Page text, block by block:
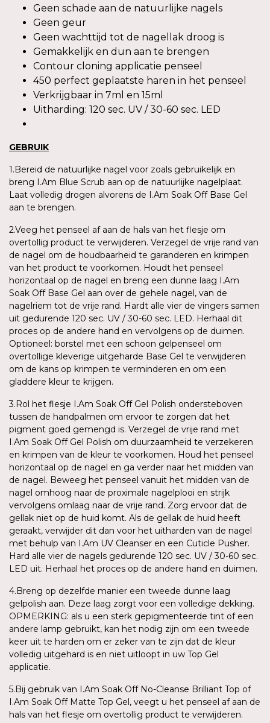
Geen schade aan de natuurlijke nagels
Geen geur
Geen wachttijd tot de nagellak droog is
Gemakkelijk en dun aan te brengen
Contour cloning applicatie penseel
450 perfect geplaatste haren in het penseel
Verkrijgbaar in 7ml en 15ml
Uitharding: 120 sec. UV / 30-60 sec. LED
GEBRUIK
1.Bereid de natuurlijke nagel voor zoals gebruikelijk en
breng I.Am Blue Scrub aan op de natuurlijke nagelplaat.
Laat volledig drogen alvorens de I.Am Soak Off Base Gel
aan te brengen.
2.Veeg het penseel af aan de hals van het flesje om
overtollig product te verwijderen. Verzegel de vrije rand van
de nagel om de houdbaarheid te garanderen en krimpen
van het product te voorkomen. Houdt het penseel
horizontaal op de nagel en breng een dunne laag I.Am
Soak Off Base Gel aan over de gehele nagel, van de
nagelriem tot de vrije rand. Hardt alle vier de vingers samen
uit gedurende 120 sec. UV / 30-60 sec. LED. Herhaal dit
proces op de andere hand en vervolgens op de duimen.
Optioneel: borstel met een schoon gelpenseel om
overtollige kleverige uitgeharde Base Gel te verwijderen
om de kans op krimpen te verminderen en om een
gladdere kleur te krijgen.
3.Rol het flesje I.Am Soak Off Gel Polish ondersteboven
tussen de handpalmen om ervoor te zorgen dat het
pigment goed gemengd is. Verzegel de vrije rand met
I.Am Soak Off Gel Polish om duurzaamheid te verzekeren
en krimpen van de kleur te voorkomen. Houd het penseel
horizontaal op de nagel en ga verder naar het midden van
de nagel. Beweeg het penseel vanuit het midden van de
nagel omhoog naar de proximale nagelplooi en strijk
vervolgens omlaag naar de vrije rand. Zorg ervoor dat de
gellak niet op de huid komt. Als de gellak de huid heeft
geraakt, verwijder dit dan voor het uitharden van de nagel
met behulp van I.Am UV Cleanser en een Cuticle Pusher.
Hard alle vier de nagels gedurende 120 sec. UV / 30-60 sec.
LED uit. Herhaal het proces op de andere hand en duimen.
4.Breng op dezelfde manier een tweede dunne laag
gelpolish aan. Deze laag zorgt voor een volledige dekking.
OPMERKING: als u een sterk gepigmenteerde tint of een
andere lamp gebruikt, kan het nodig zijn om een tweede
keer uit te harden om er zeker van te zijn dat de kleur
volledig uitgehard is en niet uitloopt in uw Top Gel
applicatie.
5.Bij gebruik van I.Am Soak Off No-Cleanse Brilliant Top of
I.Am Soak Off Matte Top Gel, veegt u het penseel af aan de
hals van het flesje om overtollig product te verwijderen.